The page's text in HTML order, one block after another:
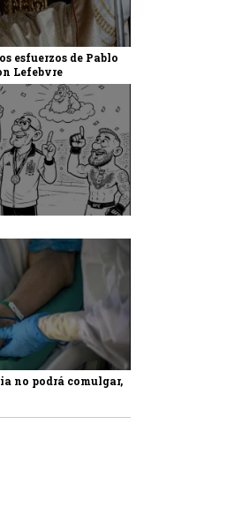
esfuerzos de Pablo
Lefebvre
no podrá comulgar,